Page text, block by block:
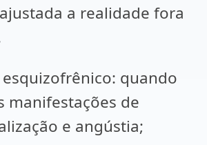
a realidade fora
quando
manifestações de
e angústia;